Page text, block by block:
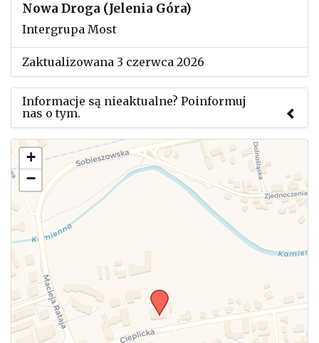
Nowa Droga (Jelenia Góra)
Intergrupa Most
Zaktualizowana 3 czerwca 2026
Informacje są nieaktualne? Poinformuj
nas o tym.
Użyj tego formularza aby przesłać informację o
zmianach w powyższym mityngu.
+
−